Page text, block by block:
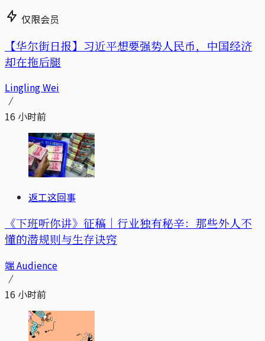
仅限会员
【华尔街日报】习近平想要强势人民币，中国经济
却在拖后腿
Lingling Wei
16 小时前
返工这回事
《下班听你讲》征稿｜行业独有秘辛：那些外人不
懂的潜规则与生存诀窍
端 Audience
16 小时前